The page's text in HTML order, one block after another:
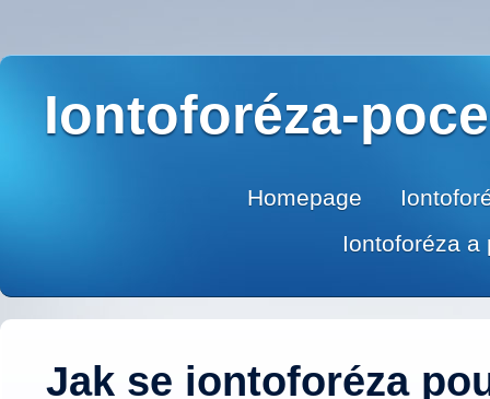
Iontoforéza-
Homepage
Iontoforéza a
Jak se iontoforéza